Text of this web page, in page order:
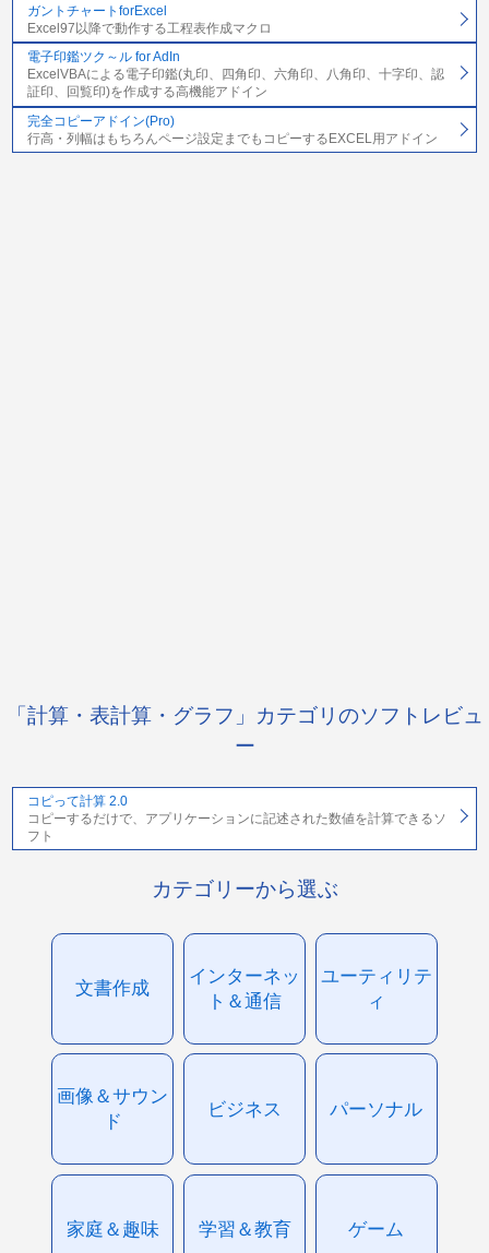
ガントチャートforExcel
Excel97以降で動作する工程表作成マクロ
電子印鑑ツク～ル for AdIn
ExcelVBAによる電子印鑑(丸印、四角印、六角印、八角印、十字印、認
証印、回覧印)を作成する高機能アドイン
完全コピーアドイン(Pro)
行高・列幅はもちろんページ設定までもコピーするEXCEL用アドイン
「計算・表計算・グラフ」カテゴリのソフトレビュ
ー
コピって計算 2.0
コピーするだけで、アプリケーションに記述された数値を計算できるソ
フト
カテゴリーから選ぶ
文書作成
インターネッ
ト＆通信
ユーティリテ
ィ
画像＆サウン
ド
ビジネス パーソナル
家庭＆趣味 学習＆教育 ゲーム